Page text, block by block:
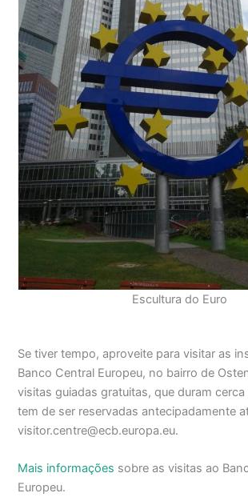
Escultura do Euro
Se tiver tempo, aproveite para visitar as
Banco Central Europeu, no bairro de
visitas guiadas gratuitas, que duram
tem de ser reservadas antecipadamente
visitor.centre@ecb.europa.eu.
Mais informações sobre as visitas ao
Europeu.